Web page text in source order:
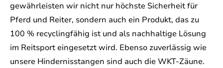
gewährleisten wir nicht nur höchste Sicherheit für
Pferd und Reiter, sondern auch ein Produkt, das zu
100 % recyclingfähig ist und als nachhaltige Lösung
im Reitsport eingesetzt wird. Ebenso zuverlässig wie
unsere Hindernisstangen sind auch die WKT-Zäune.